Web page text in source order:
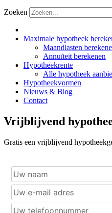
Zoeken
Maximale hypotheek
Maandlasten
Annuïteit berekenen
Hypotheekrente
Alle hypotheek
Hypotheekvormen
Nieuws & Blog
Contact
Vrijblijvend
Gratis een vrijblijvend